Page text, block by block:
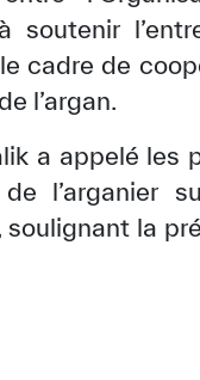
soutenir
cadre de
l’argan.
a appelé les
l’arganier
la